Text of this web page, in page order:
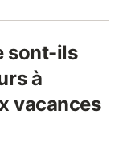
sont-ils
à
vacances